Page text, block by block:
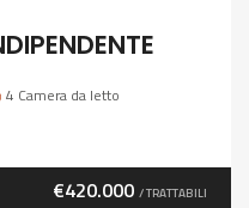
4 Camera da letto
€420.000 / TRATTABILI